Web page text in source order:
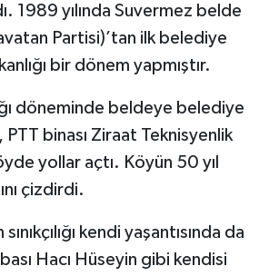
1989 yılında Suvermez belde
Partisi)’tan ilk belediye
bir dönem yapmıştır.
döneminde beldeye belediye
PTT binası Ziraat Teknisyenlik
yollar açtı. Köyün 50 yıl
çizdirdi.
kendi yaşantısında da
Hacı Hüseyin gibi kendisi